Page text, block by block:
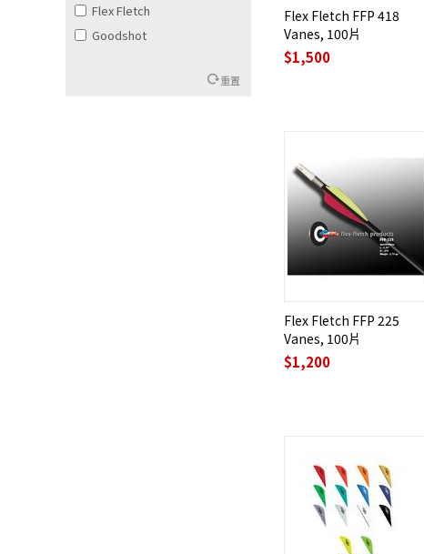
Flex Fletch
Goodshot
重置
Flex Fletch FFP 418
Vanes, 100片
$1,500
Flex Fletch FFP 225
Vanes, 100片
$1,200